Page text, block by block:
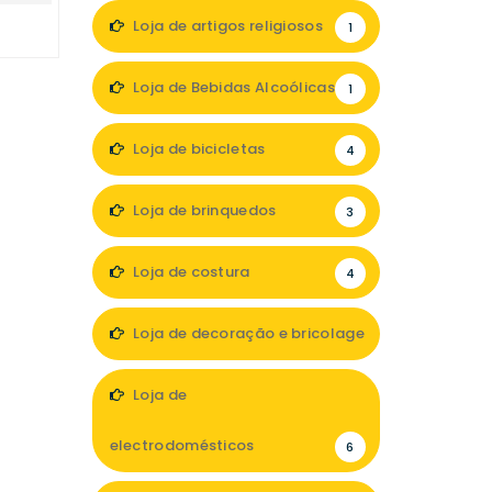
Loja de artigos religiosos 1
Loja de Bebidas Alcoólicas 1
Loja de bicicletas 4
Loja de brinquedos 3
Loja de costura 4
Loja de decoração e bricolage
Loja de
electrodomésticos 6